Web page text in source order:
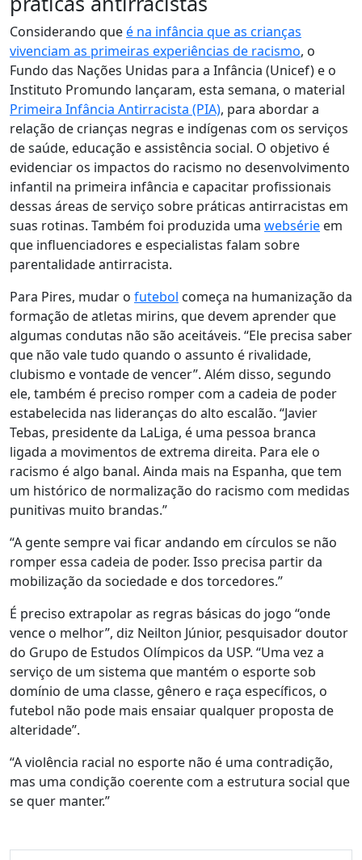
Considerando queé na infância que as crianças
vivenciam as primeiras experiências de racismo, o
Fundo das Nações Unidas para a Infância (Unicef) e o
Instituto Promundo lançaram, esta semana, o material
Primeira Infância Antirracista (PIA), para abordar a
relação de crianças negras e indígenas com os serviços
de saúde, educação e assistência social. O objetivo é
evidenciar os impactos do racismo no desenvolvimento
infantil na primeira infância e capacitar profissionais
dessas áreas de serviço sobre práticas antirracistas em
suas rotinas. Também foi produzida uma websérie em
que influenciadores e especialistas falam sobre
parentalidade antirracista.
Para Pires, mudar o futebol começa na humanização da
formação de atletas mirins, que devem aprender que
algumas condutas não são aceitáveis. “Ele precisa saber
que não vale tudo quando o assunto é rivalidade,
clubismo e vontade de vencer”. Além disso, segundo
ele, também é preciso romper com a cadeia de poder
estabelecida nas lideranças do alto escalão. “Javier
Tebas, presidente da LaLiga, é uma pessoa branca
ligada a movimentos de extrema direita. Para ele o
racismo é algo banal. Ainda mais na Espanha, que tem
um histórico de normalização do racismo com medidas
punitivas muito brandas.”
“A gente sempre vai ficar andando em círculos se não
romper essa cadeia de poder. Isso precisa partir da
mobilização da sociedade e dos torcedores.”
É preciso extrapolar as regras básicas do jogo “onde
vence o melhor”, diz Neilton Júnior, pesquisador doutor
do Grupo de Estudos Olímpicos da USP. “Uma vez a
serviço de um sistema que mantém o esporte sob
domínio de uma classe, gênero e raça específicos, o
futebol não pode mais ensaiar qualquer proposta de
alteridade”.
“A violência racial no esporte não é uma contradição,
mas uma condição coerente com a estrutura social que
se quer manter.”